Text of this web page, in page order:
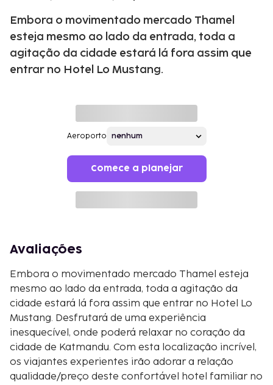
Embora o movimentado mercado Thamel
esteja mesmo ao lado da entrada, toda a
agitação da cidade estará lá fora assim que
entrar no Hotel Lo Mustang.
Aeroporto
Comece a planejar
Avaliações
Embora o movimentado mercado Thamel esteja
mesmo ao lado da entrada, toda a agitação da
cidade estará lá fora assim que entrar no Hotel Lo
Mustang. Desfrutará de uma experiência
inesquecível, onde poderá relaxar no coração da
cidade de Katmandu. Com esta localização incrível,
os viajantes experientes irão adorar a relação
qualidade/preço deste confortável hotel familiar no